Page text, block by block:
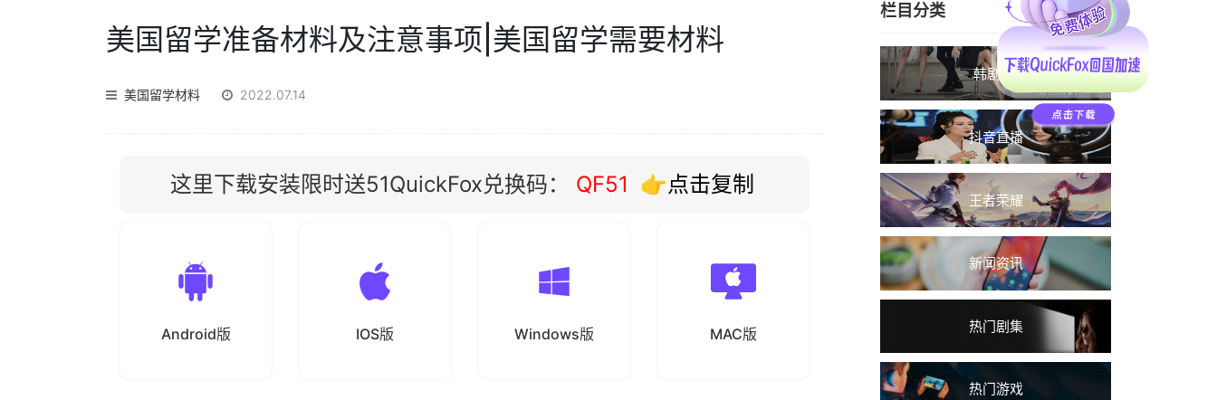
美国留学准备材料及注意事项|美国留学需要材料
美国留学材料 2022.07.14
这里下载安装限时送51QuickFox兑换码： QF51 👉点击复制
Android版 IOS版 Windows版 MAC版
栏目分类
韩剧TV
抖音直播
王者荣耀
新闻资讯
热门剧集
热门游戏